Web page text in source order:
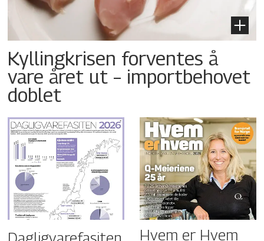
Kyllingkrisen forventes å
vare året ut – importbehovet
doblet
Hvem er Hvem